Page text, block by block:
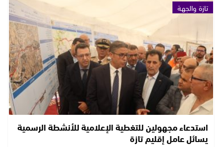
تازة والجهة
استدعاء مجهولين للتغطية الإعلامية للأنشطة الرسمية
يسائل عامل إقليم تازة